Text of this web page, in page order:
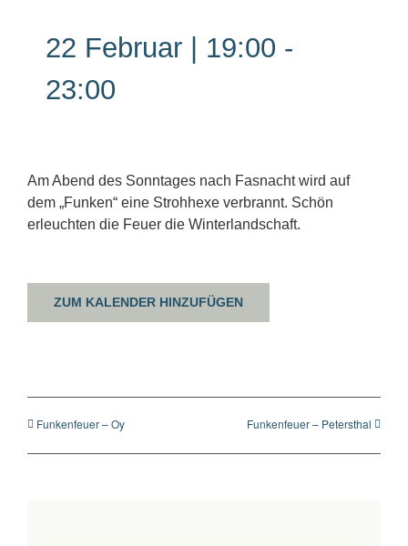
22 Februar | 19:00 -
23:00
Am Abend des Sonntages nach Fasnacht wird auf
dem „Funken“ eine Strohhexe verbrannt. Schön
erleuchten die Feuer die Winterlandschaft.
ZUM KALENDER HINZUFÜGEN
Funkenfeuer – Oy Funkenfeuer – Petersthal